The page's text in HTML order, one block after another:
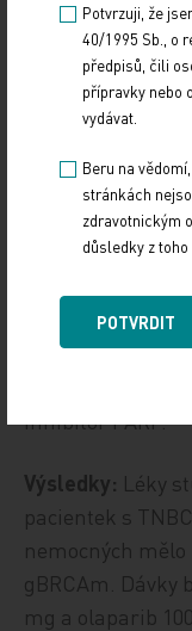
(tabletová
účinků,
obou léků. Jako
PI3,
koncentrace IL-
mutace v
nebo HGSC
s přítomností
inhibitor PARP.
Výsledky: Léky
pacientek s
nemocných
gBRCAm. Dávky
mg a olaparib
Potvrzuji, že
40/1995 Sb., o
předpisů, čili
přípravky nebo
vydávat.
Beru na
stránkách
zdravotnickým
důsledky z
POTVRDIT